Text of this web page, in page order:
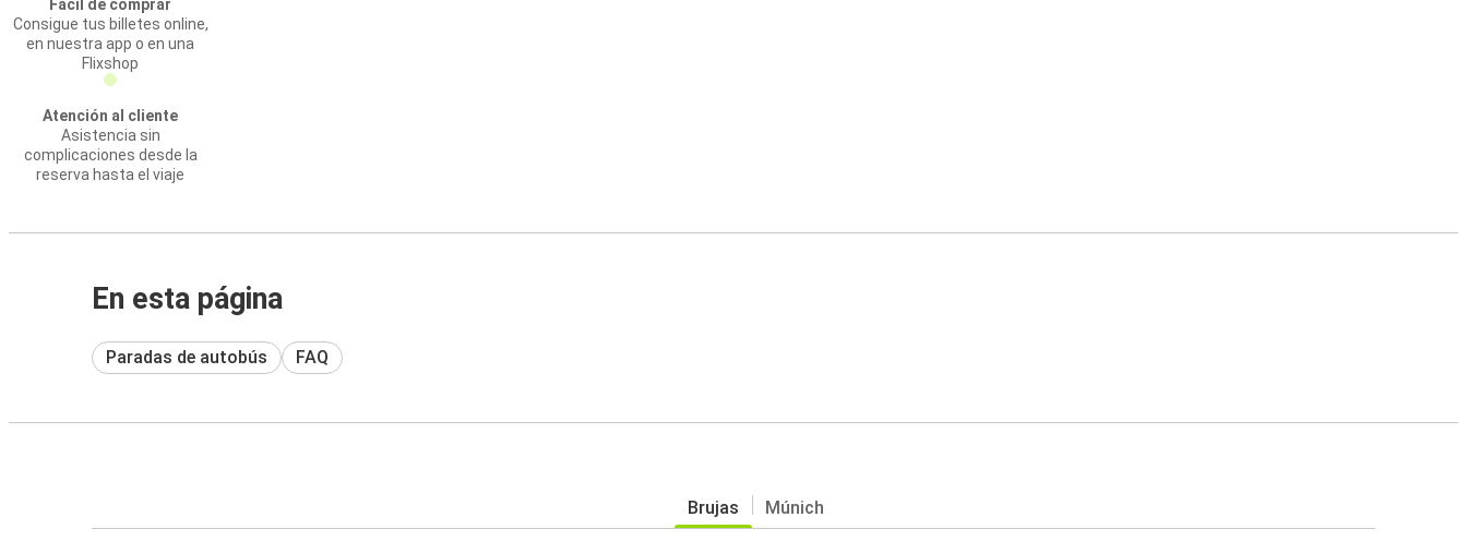
Fácil de comprar
Consigue tus billetes online,
en nuestra app o en una
Flixshop
Atención al cliente
Asistencia sin
complicaciones desde la
reserva hasta el viaje
En esta página
Paradas de autobús FAQ
Brujas Múnich